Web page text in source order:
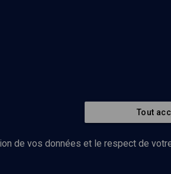
Tout
de vos données et le respect de